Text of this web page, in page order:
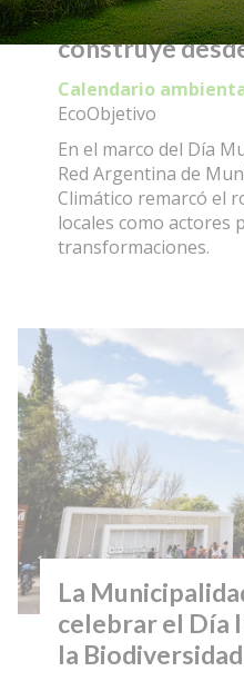
RAMCC: el
construye
EcoObjetivo
Calendario
En el marco del Día
Red Argentina de
Climático remarcó el
locales como actores
transformaciones.
La
celebrar el Día
la Biodiversidad